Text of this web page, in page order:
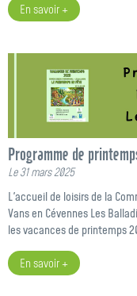
En savoir +
Programme de
Le 31 mars 2025
L'accueil de loisirs de la
Vans en Cévennes Les
les vacances de printemps
En savoir +